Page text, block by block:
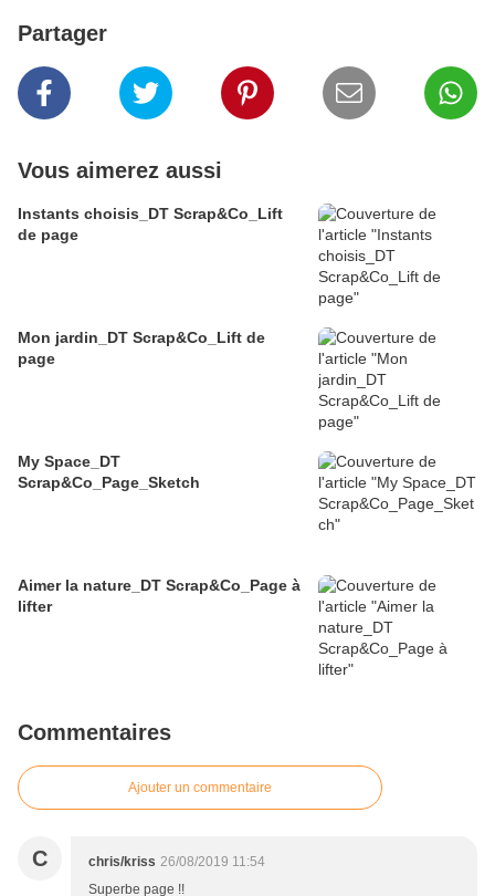
Partager
Vous aimerez aussi
Instants choisis_DT Scrap&Co_Lift
de page
Mon jardin_DT Scrap&Co_Lift de
page
My Space_DT
Scrap&Co_Page_Sketch
Aimer la nature_DT Scrap&Co_Page à
lifter
Commentaires
Ajouter un commentaire
C chris/kriss 26/08/2019 11:54
Superbe page !!